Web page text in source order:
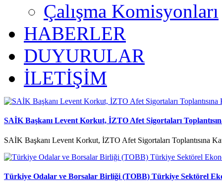
Çalışma Komisyonları
HABERLER
DUYURULAR
İLETİŞİM
SAİK Başkanı Levent Korkut, İZTO Afet Sigortaları
SAİK Başkanı Levent Korkut, İZTO Afet Sigortaları Toplantısına
Türkiye Odalar ve Borsalar Birliği (TOBB) Türkiye Sektörel